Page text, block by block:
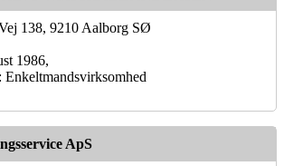
138, 9210 Aalborg SØ
1986,
ApS